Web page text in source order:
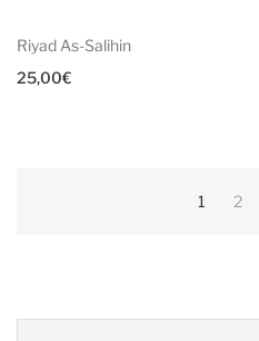
Riyad As-Salihin
25,00€
1 2